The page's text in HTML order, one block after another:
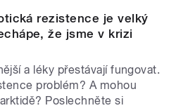
rezistence je velký
že jsme v krizi
a léky přestávají fungovat.
problém? A mohou
Poslechněte si